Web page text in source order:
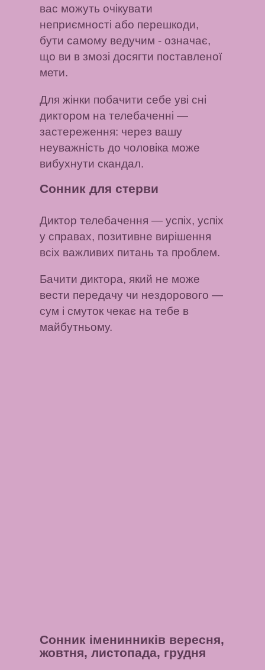
вас можуть очікувати
неприємності або перешкоди,
бути самому ведучим - означає,
що ви в змозі досягти поставленої
мети.
Для жінки побачити себе уві сні
диктором на телебаченні —
застереження: через вашу
неуважність до чоловіка може
вибухнути скандал.
Сонник для стерви
Диктор телебачення — успіх, успіх
у справах, позитивне вирішення
всіх важливих питань та проблем.
Бачити диктора, який не може
вести передачу чи нездорового —
сум і смуток чекає на тебе в
майбутньому.
Сонник іменинників вересня,
жовтня, листопада, грудня